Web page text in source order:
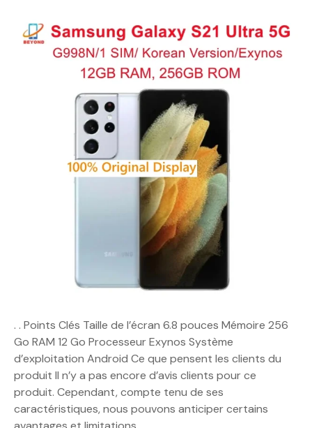
. . Points Clés Taille de l’écran 6.8 pouces Mémoire 256
Go RAM 12 Go Processeur Exynos Système
d’exploitation Android Ce que pensent les clients du
produit Il n’y a pas encore d’avis clients pour ce
produit. Cependant, compte tenu de ses
caractéristiques, nous pouvons anticiper certains